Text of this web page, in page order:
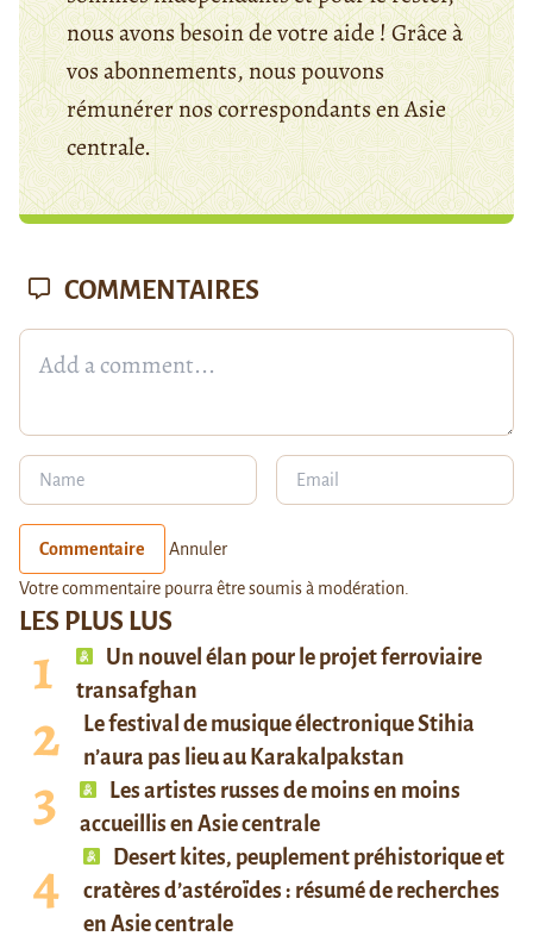
nous avons besoin de votre aide ! Grâce à
vos abonnements, nous pouvons
rémunérer nos correspondants en Asie
centrale.
LES PLUS LUS
Un nouvel élan pour le projet ferroviaire
transafghan
Le festival de musique électronique Stihia
n’aura pas lieu au Karakalpakstan
Les artistes russes de moins en moins
accueillis en Asie centrale
Desert kites, peuplement préhistorique et
cratères d’astéroïdes : résumé de recherches
en Asie centrale
COMMENTAIRES
Commentaire Annuler
Votre commentaire pourra être soumis à modération.